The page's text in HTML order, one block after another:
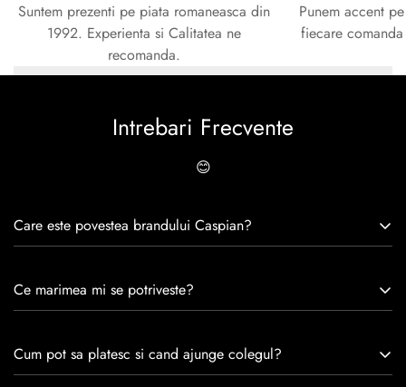
Suntem prezenti pe piata romaneasca din
1992. Experienta si Calitatea ne
recomanda.
Punem accent
fiecare
Intrebari Frecvente
😊
Care este povestea brandului Caspian?
experiență de peste 30 de ani în industria modei, Caspian se
satisfacția clienților.Fiecare pereche de încălțăminte Caspian
este creată cu mândrie de meșteri pricepuți, care aduc la
Ce marimea mi se potriveste?
Cum pot sa platesc si cand ajunge colegul?